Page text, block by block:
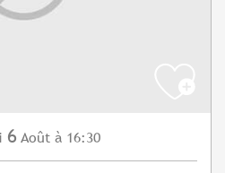
6 Août à 16:30